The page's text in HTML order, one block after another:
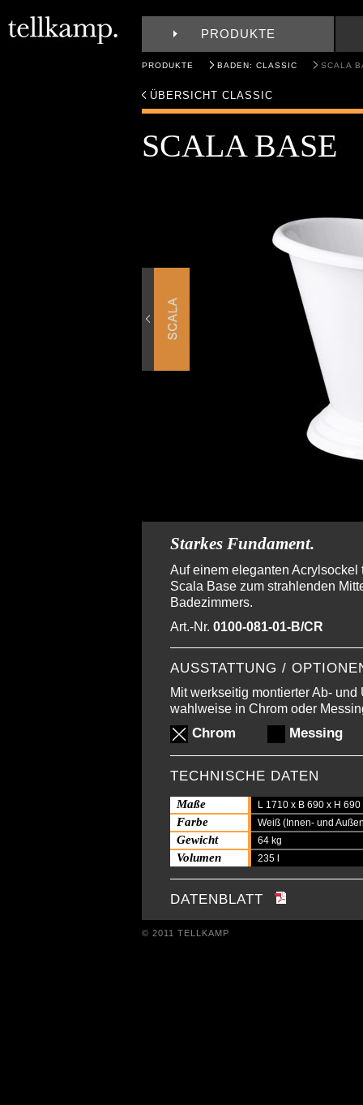
PRODUKTE
PRODUKTE BADEN: CLASSIC SCALA
ÜBERSICHT CLASSIC
SCALA BASE
Starkes Fundament.
Auf einem eleganten Acrylsockel
Scala Base zum strahlenden
Badezimmers.
Art.-Nr. 0100-081-01-B/CR
AUSSTATTUNG /
Mit werkseitig montierter Ab- und
wahlweise in Chrom oder
Chrom Messing
TECHNISCHE DATEN
Maße L 1710 x B 690 x H 690
Farbe Weiß (Innen- und
Gewicht 64 kg
Volumen 235 l
DATENBLATT
© 2011 TELLKAMP